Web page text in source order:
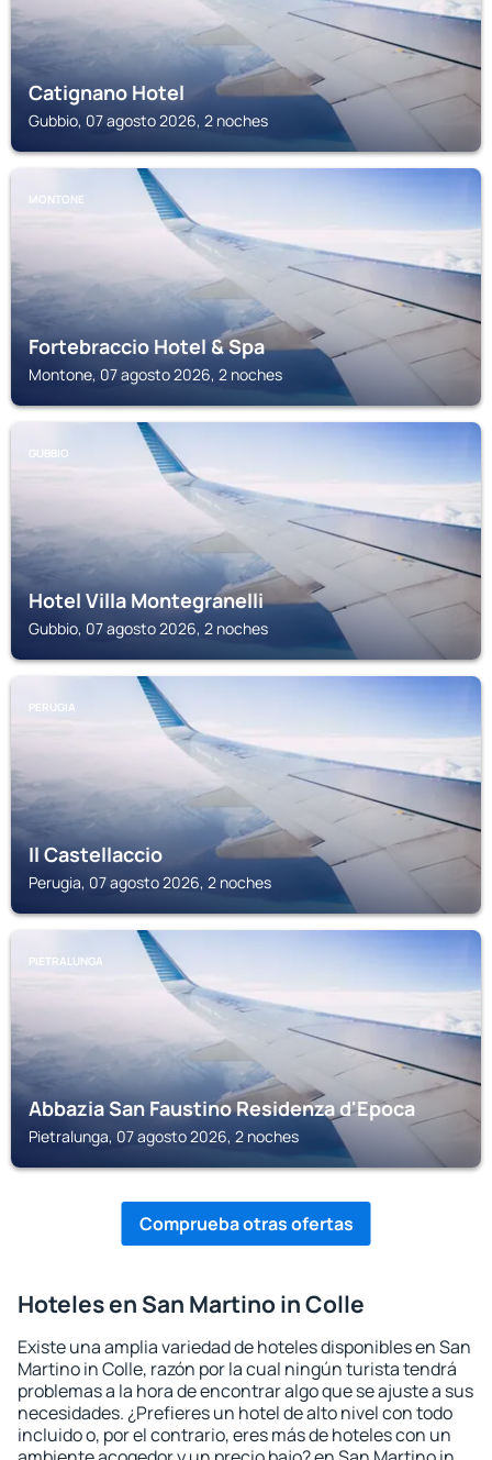
Catignano Hotel
Gubbio, 07 agosto 2026, 2 noches
MONTONE
Fortebraccio Hotel & Spa
Montone, 07 agosto 2026, 2 noches
GUBBIO
Hotel Villa Montegranelli
Gubbio, 07 agosto 2026, 2 noches
PERUGIA
Il Castellaccio
Perugia, 07 agosto 2026, 2 noches
PIETRALUNGA
Abbazia San Faustino Residenza d'Epoca
Pietralunga, 07 agosto 2026, 2 noches
Comprueba otras ofertas
Hoteles en San Martino in Colle
Existe una amplia variedad de hoteles disponibles en San
Martino in Colle, razón por la cual ningún turista tendrá
problemas a la hora de encontrar algo que se ajuste a sus
necesidades. ¿Prefieres un hotel de alto nivel con todo
incluido o, por el contrario, eres más de hoteles con un